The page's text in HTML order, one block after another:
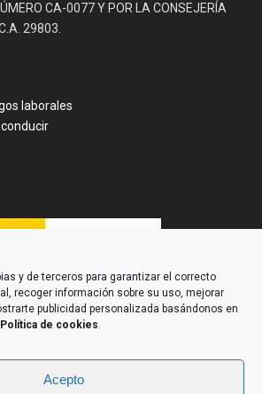
y de terceros para garantizar el correcto
recoger información sobre su uso, mejorar
publicidad personalizada basándonos en
Política de cookies.
Acepto
CA-0077 Y POR LA CONSEJERÍA
29803.
laborales